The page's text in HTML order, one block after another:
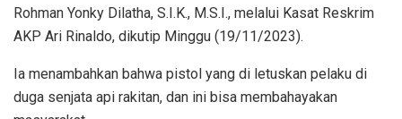
Rohman Yonky Dilatha, S.I.K., M.S.I., melalui Kasat Reskrim
AKP Ari Rinaldo, dikutip Minggu (19/11/2023).
Ia menambahkan bahwa pistol yang di letuskan pelaku di
duga senjata api rakitan, dan ini bisa membahayakan